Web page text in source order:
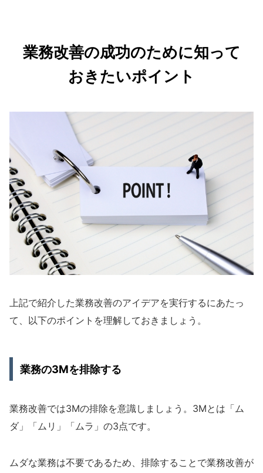
業務改善の成功のために知って
おきたいポイント
上記で紹介した業務改善のアイデアを実行するにあたっ
て、以下のポイントを理解しておきましょう。
業務の3Mを排除する
業務改善では3Mの排除を意識しましょう。3Mとは「ム
ダ」「ムリ」「ムラ」の3点です。
ムダな業務は不要であるため、排除することで業務改善が